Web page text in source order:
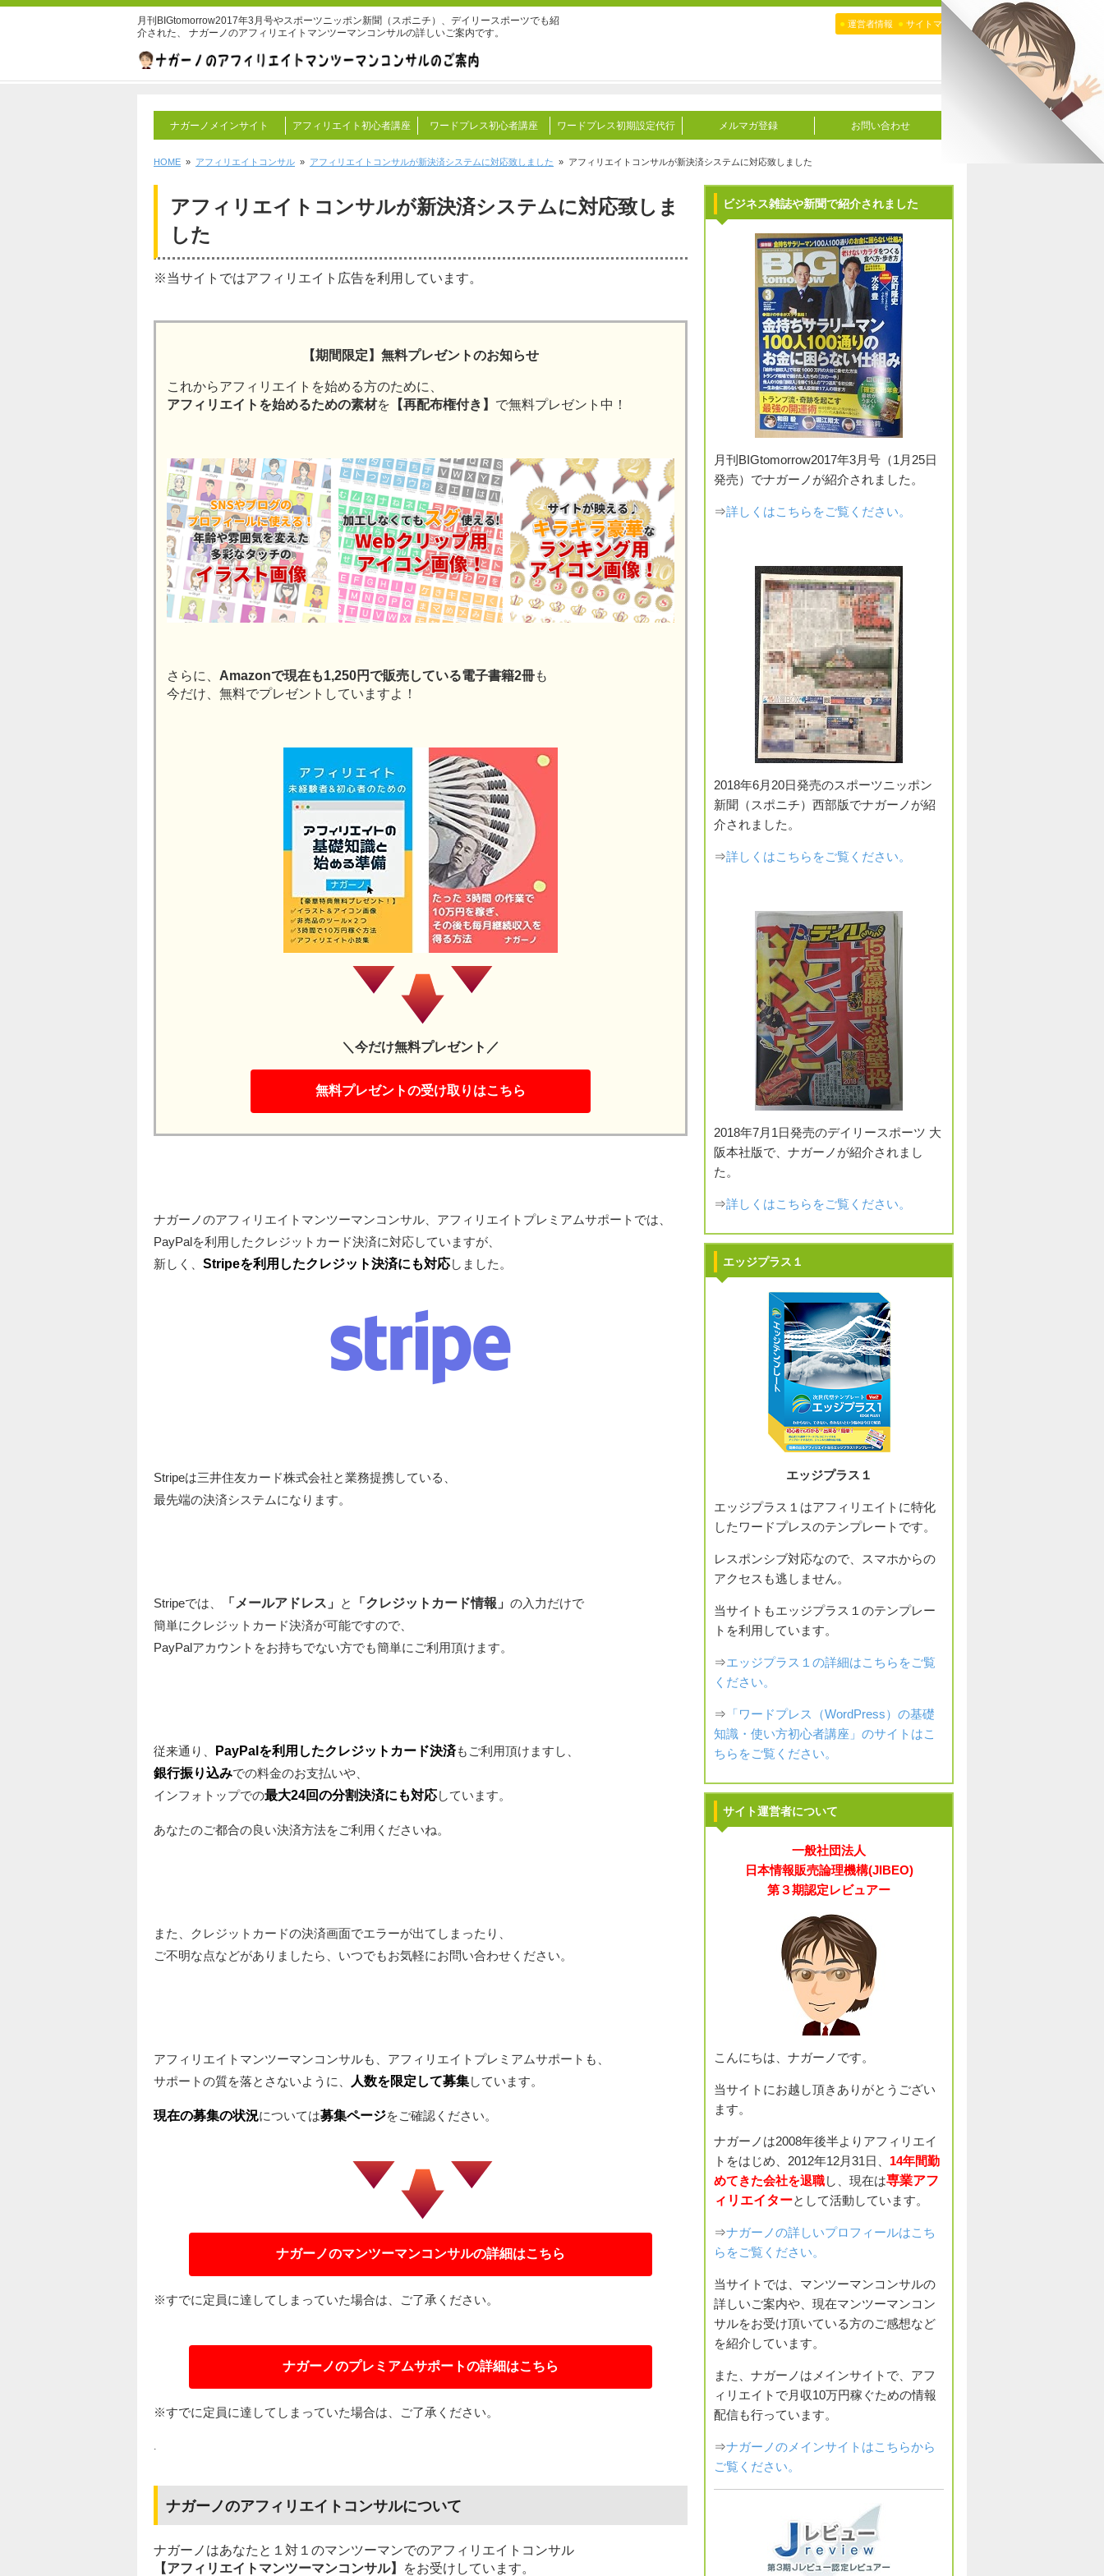
月刊BIGtomorrow2017年3月号やスポーツニッポン新聞（スポニチ）、デイリースポーツでも紹
介された、 ナガーノのアフィリエイトマンツーマンコンサルの詳しいご案内です。
● 運営者情報 ● サイトマップ
ナガーノメインサイト アフィリエイト初心者講座 ワードプレス初心者講座 ワードプレス初期設定代行 メルマガ登録 お問い合わせ
HOME » アフィリエイトコンサル » アフィリエイトコンサルが新決済システムに対応致しました » アフィリエイトコンサルが新決済システムに対応致しました
アフィリエイトコンサルが新決済システムに対応致しま
した
※当サイトではアフィリエイト広告を利用しています。
【期間限定】無料プレゼントのお知らせ
これからアフィリエイトを始める方のために、
アフィリエイトを始めるための素材を 【再配布権付き】 で無料プレゼント中！
さらに、 Amazonで現在も1,250円で販売している電子書籍2冊も
今だけ、無料でプレゼントしていますよ！
＼今だけ無料プレゼント／
無料プレゼントの受け取りはこちら
ナガーノのアフィリエイトマンツーマンコンサル、アフィリエイトプレミアムサポートでは、
PayPalを利用したクレジットカード決済に対応していますが、
新しく、 Stripeを利用したクレジット決済にも対応しました。
Stripeは三井住友カード株式会社と業務提携している、
最先端の決済システムになります。
Stripeでは、 「メールアドレス」 と 「クレジットカード情報」 の入力だけで
簡単にクレジットカード決済が可能ですので、
PayPalアカウントをお持ちでない方でも簡単にご利用頂けます。
従来通り、 PayPalを利用したクレジットカード決済もご利用頂けますし、
銀行振り込みでの料金のお支払いや、
インフォトップでの最大24回の分割決済にも対応しています。
あなたのご都合の良い決済方法をご利用くださいね。
また、クレジットカードの決済画面でエラーが出てしまったり、
ご不明な点などがありましたら、いつでもお気軽にお問い合わせください。
アフィリエイトマンツーマンコンサルも、アフィリエイトプレミアムサポートも、
サポートの質を落とさないように、
人数を限定して募集しています。
現在の募集の状況については募集ページをご確認ください。
ナガーノのマンツーマンコンサルの詳細はこちら
※すでに定員に達してしまっていた場合は、ご了承ください。
ナガーノのプレミアムサポートの詳細はこちら
※すでに定員に達してしまっていた場合は、ご了承ください。
.
ナガーノのアフィリエイトコンサルについて
ナガーノはあなたと１対１のマンツーマンでのアフィリエイトコンサル
【アフィリエイトマンツーマンコンサル】
をお受けしています。
ビジネス雑誌や新聞で紹介されました
月刊BIGtomorrow2017年3月号（1月25日
発売）でナガーノが紹介されました。
⇒詳しくはこちらをご覧ください。
2018年6月20日発売のスポーツニッポン
新聞（スポニチ）西部版でナガーノが紹
介されました。
⇒詳しくはこちらをご覧ください。
2018年7月1日発売のデイリースポーツ 大
阪本社版で、ナガーノが紹介されまし
た。
⇒詳しくはこちらをご覧ください。
エッジプラス１
エッジプラス１
エッジプラス１はアフィリエイトに特化
したワードプレスのテンプレートです。
レスポンシブ対応なので、スマホからの
アクセスも逃しません。
当サイトもエッジプラス１のテンプレー
トを利用しています。
⇒エッジプラス１の詳細はこちらをご覧
ください。
⇒ 「ワードプレス（WordPress）の基礎
知識・使い方初心者講座」のサイトはこ
ちらをご覧ください。
サイト運営者について
一般社団法人
日本情報販売論理機構(JIBEO)
第３期認定レビュアー
こんにちは、ナガーノです。
当サイトにお越し頂きありがとうござい
ます。
ナガーノは2008年後半よりアフィリエイ
トをはじめ、2012年12月31日、 14年間勤
めてきた会社を退職し、現在は専業アフ
ィリエイターとして活動しています。
⇒ナガーノの詳しいプロフィールはこち
らをご覧ください。
当サイトでは、マンツーマンコンサルの
詳しいご案内や、現在マンツーマンコン
サルをお受け頂いている方のご感想など
を紹介しています。
また、ナガーノはメインサイトで、アフ
ィリエイトで月収10万円稼ぐための情報
配信も行っています。
⇒ナガーノのメインサイトはこちらから
ご覧ください。